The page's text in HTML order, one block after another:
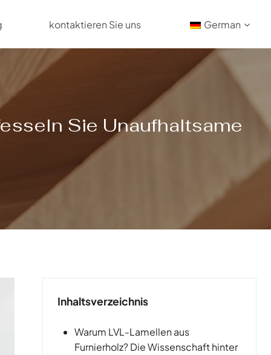
kontaktieren Sie uns German
Sie Unaufhaltsame
Inhaltsverzeichnis
Warum LVL-Lamellen aus
Furnierholz? Die Wissenschaft hinter